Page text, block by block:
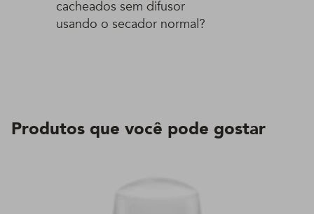
cacheados sem difusor
usando o secador normal?
Produtos que você pode gostar